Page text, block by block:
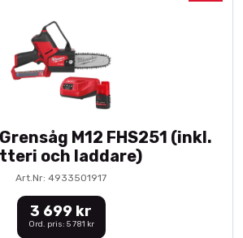
M12 FHS251 (inkl.
och laddare)
Art.Nr: 4933501917
3 699 kr
Ord. pris: 5 781 kr